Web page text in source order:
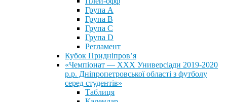
Група А
Група В
Група С
Група D
Регламент
Кубок Придніпров’я
«Чемпіонат — ХХХ Универсіади 2019-2020
р.р. Дніпропетровської області з футболу
серед студентів»
Таблиця